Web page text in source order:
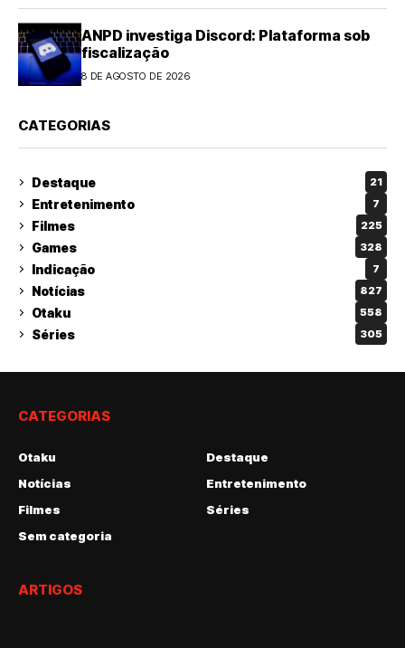
ANPD investiga Discord: Plataforma sob
fiscalização
8 DE AGOSTO DE 2026
CATEGORIAS
Destaque 21
Entretenimento 7
Filmes 225
Games 328
Indicação 7
Notícias 827
Otaku 558
Séries 305
CATEGORIAS
Otaku
Destaque
Notícias
Entretenimento
Filmes
Séries
Sem categoria
ARTIGOS